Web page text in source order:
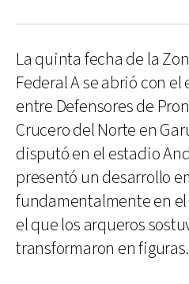
La quinta fecha de la
Federal A se abrió con el
entre Defensores de
Crucero del Norte en
disputó en el estadio
presentó un desarrollo
fundamentalmente en
el que los arqueros
transformaron en figuras.